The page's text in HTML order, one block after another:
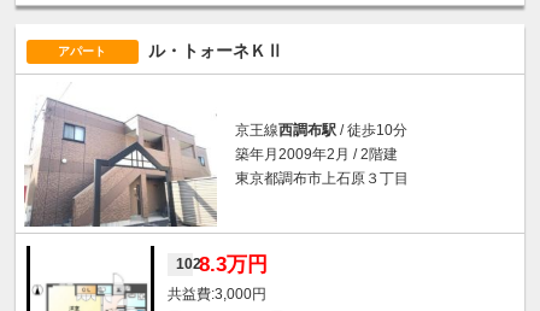
アパート ル・トォーネＫⅡ
京王線西調布駅 / 徒歩10分
築年月2009年2月 / 2階建
東京都調布市上石原３丁目
1028.3万円
3,000円